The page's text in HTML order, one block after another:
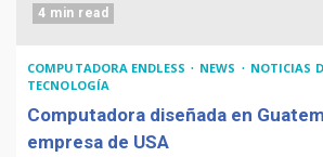
4 min read
COMPUTADORA ENDLESS NEWS
NOTICIAS
TECNOLOGÍA
Computadora diseñada en
empresa de USA